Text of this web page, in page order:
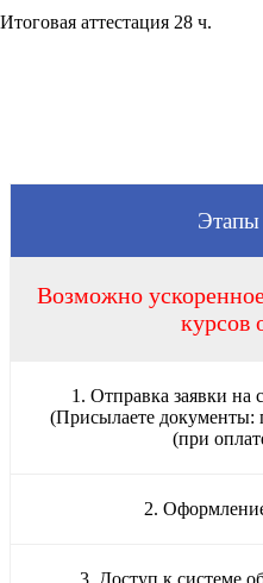
Итоговая аттестация 28 ч.
Этапы
Возможно
курсов
1. Отправка заявки на
(Присылаете документы:
(при
2.
3. Доступ к системе